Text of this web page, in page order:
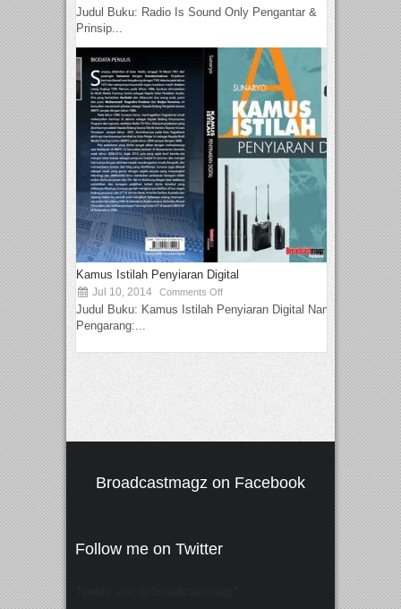
Judul Buku: Radio Is Sound Only Pengantar &
Prinsip...
Kamus Istilah Penyiaran Digital
Jul 10, 2014 Comments Off
Judul Buku: Kamus Istilah Penyiaran Digital Nama
Pengarang:...
Broadcastmagz on Facebook
Follow me on Twitter